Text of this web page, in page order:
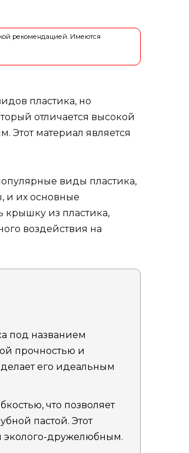
рекомендацией. Имеются
пластика, но
отличается высокой
Этот материал является
виды пластика,
и их основные
крышку из пластика,
воздействия на
под названием
прочностью и
его идеальным
что позволяет
пастой. Этот
эколого-дружелюбным.